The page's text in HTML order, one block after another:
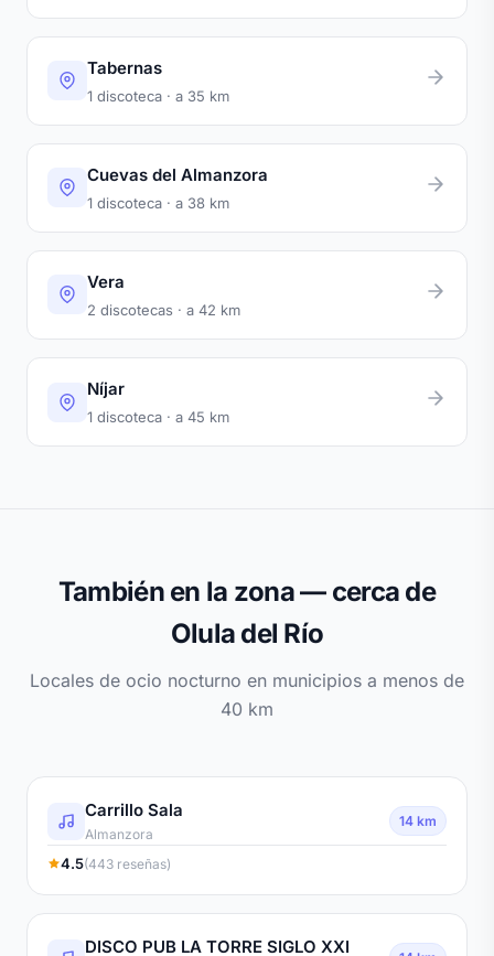
Tabernas
1 discoteca · a 35 km
Cuevas del Almanzora
1 discoteca · a 38 km
Vera
2 discotecas · a 42 km
Níjar
1 discoteca · a 45 km
También en la zona — cerca de
Olula del Río
Locales de ocio nocturno en municipios a menos de
40 km
Carrillo Sala
Almanzora
14 km
4.5(443 reseñas)
DISCO PUB LA TORRE SIGLO XXI